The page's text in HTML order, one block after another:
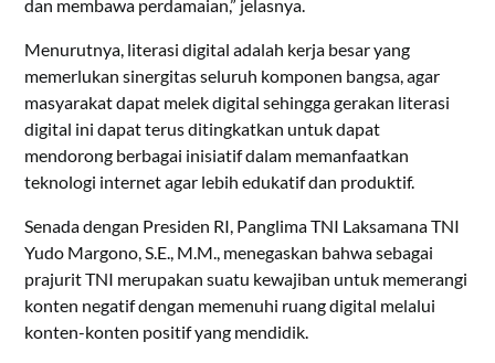
dan membawa perdamaian,” jelasnya.
Menurutnya, literasi digital adalah kerja besar yang
memerlukan sinergitas seluruh komponen bangsa, agar
masyarakat dapat melek digital sehingga gerakan literasi
digital ini dapat terus ditingkatkan untuk dapat
mendorong berbagai inisiatif dalam memanfaatkan
teknologi internet agar lebih edukatif dan produktif.
Senada dengan Presiden RI, Panglima TNI Laksamana TNI
Yudo Margono, S.E., M.M., menegaskan bahwa sebagai
prajurit TNI merupakan suatu kewajiban untuk memerangi
konten negatif dengan memenuhi ruang digital melalui
konten-konten positif yang mendidik.